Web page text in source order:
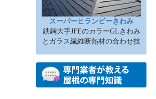
スーパーヒランビーきわみ
鉄鋼大手JFEのカラーGLきわみ
とガラス繊維断熱材の合わせ技